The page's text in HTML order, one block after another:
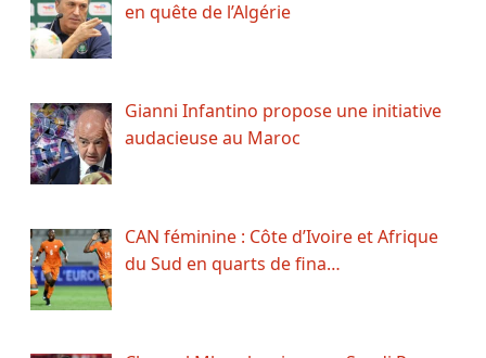
en quête de l’Algérie
Gianni Infantino propose une initiative
audacieuse au Maroc
CAN féminine : Côte d’Ivoire et Afrique
du Sud en quarts de fina…